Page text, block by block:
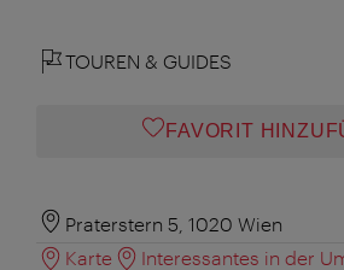
TOUREN & GUIDES
FAVORIT
Praterstern 5, 1020 Wien
Karte
Interessantes in der